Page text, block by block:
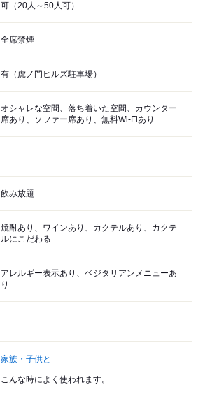
可（20人～50人可）
全席禁煙
有（虎ノ門ヒルズ駐車場）
オシャレな空間、落ち着いた空間、カウンター
席あり、ソファー席あり、無料Wi-Fiあり
飲み放題
焼酎あり、ワインあり、カクテルあり、カクテ
ルにこだわる
アレルギー表示あり、ベジタリアンメニューあ
り
家族・子供と
こんな時によく使われます。